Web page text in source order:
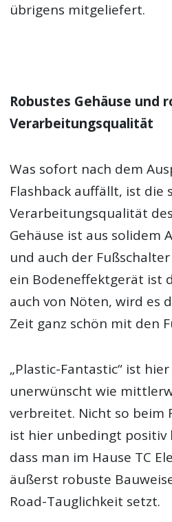
übrigens mitgeliefert.
Robustes Gehäuse und
Verarbeitungsqualität
Was sofort nach dem
Flashback auffällt, ist die
Verarbeitungsqualität
Gehäuse ist aus solidem
und auch der
ein Bodeneffektgerät ist
auch von Nöten, wird es
Zeit ganz schön mit den
„Plastic-Fantastic“ ist
unerwünscht wie
verbreitet. Nicht so beim
ist hier unbedingt positiv
dass man im Hause TC
äußerst robuste
Road-Tauglichkeit setzt.